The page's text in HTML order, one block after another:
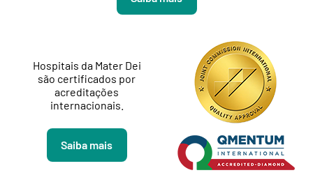
Hospitais da Mater Dei
são certificados por
acreditações
internacionais.
Saiba mais